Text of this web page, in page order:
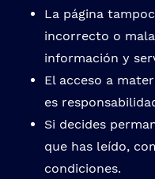
La página
incorrecto o
información y
El acceso a
es
Si decides
que has leído,
condiciones.